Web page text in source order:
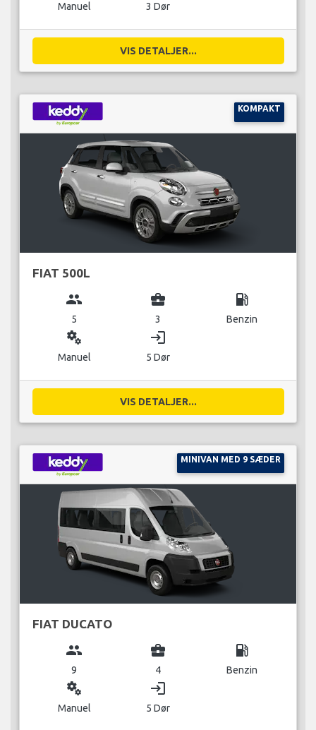
Manuel 3 Dør
VIS DETALJER...
KOMPAKT
FIAT 500L
group
5
business_center
3
local_gas_station
Benzin
miscellaneous_services
Manuel
login
5 Dør
VIS DETALJER...
MINIVAN MED 9 SÆDER
FIAT DUCATO
group
9
business_center
4
local_gas_station
Benzin
miscellaneous_services
Manuel
login
5 Dør